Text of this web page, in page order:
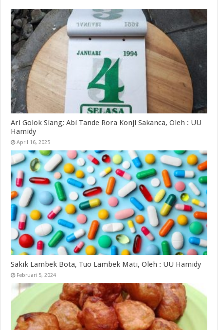
Ari Golok Siang; Abi Tande Rora Konji Sakanca, Oleh : UU
Hamidy
April 16, 2025
Sakik Lambek Bota, Tuo Lambek Mati, Oleh : UU Hamidy
Februari 5, 2024